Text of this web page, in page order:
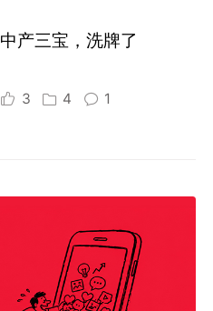
中产三宝，洗牌了
3 4 1